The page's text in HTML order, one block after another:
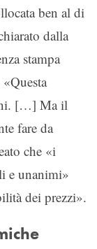
ben al di
dalla
stampa
[…] Ma il
fare da
che «i
e unanimi»
dei prezzi».